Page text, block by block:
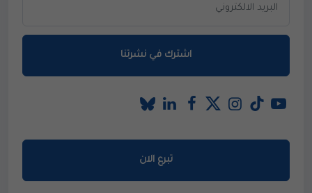
اشترك في نشرتنا
تبرع الان